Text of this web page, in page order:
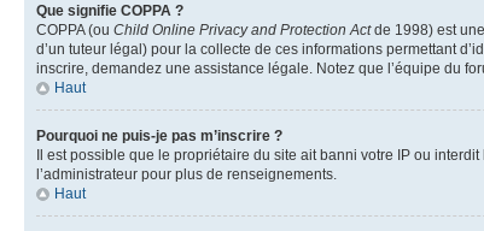
Que signifie COPPA ?
COPPA (ou Child Online Privacy and Protection Actde 1998) est
d’un tuteur légal) pour la collecte de ces informations permettant
inscrire, demandez une assistance légale. Notez que l’équipe du
Haut
Pourquoi ne puis-je pas m’inscrire ?
Il est possible que le propriétaire du site ait banni votre IP ou
l’administrateur pour plus de renseignements.
Haut